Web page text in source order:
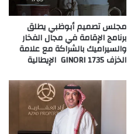
مجلس تصميم أبوظبي يطلق
برنامج الإقامة في مجال الفخار
والسيراميك بالشراكة مع علامة
الخزف GINORI 1735 الإيطالية